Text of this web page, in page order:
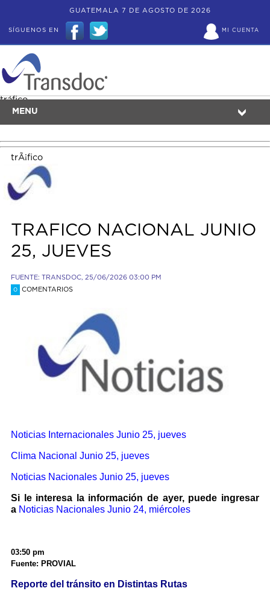
GUATEMALA 7 DE AGOSTO DE 2026
MI CUENTA
SÍGUENOS EN
MENU
tráfico
trÃ¡fico
TRAFICO NACIONAL JUNIO
25, JUEVES
FUENTE: TRANSDOC, 25/06/2026 03:00 PM
0 COMENTARIOS
Noticias Internacionales Junio 25, jueves
Clima Nacional Junio 25, jueves
Noticias Nacionales Junio 25, jueves
Si le interesa la información de ayer, puede ingresar
a Noticias Nacionales Junio 24, miércoles
03:50 pm
Fuente: PROVIAL
Reporte del tránsito en Distintas Rutas